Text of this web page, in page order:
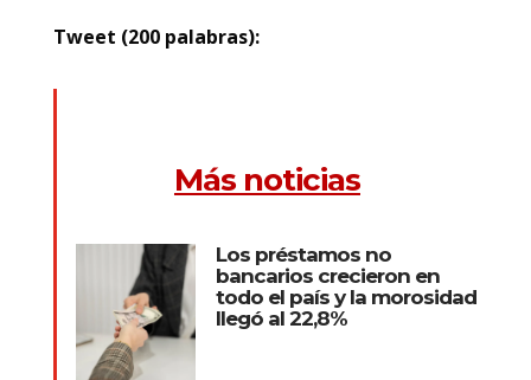
Tweet (200 palabras):
Más noticias
Los préstamos no
bancarios crecieron en
todo el país y la morosidad
llegó al 22,8%